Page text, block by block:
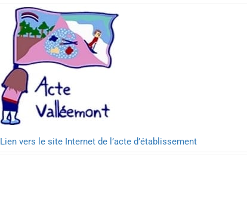
Lien vers le site Internet de l’acte d’établissement